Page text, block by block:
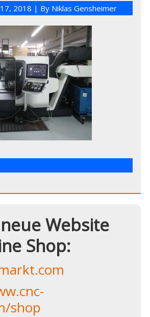
2018 | By Niklas Gensheimer
Website
Shop:
shop